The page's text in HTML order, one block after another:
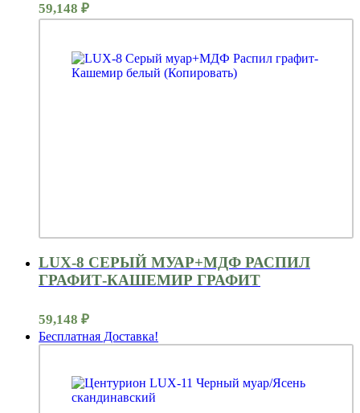
59,148 ₽
LUX-8 СЕРЫЙ МУАР+МДФ РАСПИЛ
ГРАФИТ-КАШЕМИР ГРАФИТ
59,148 ₽
Бесплатная Доставка!